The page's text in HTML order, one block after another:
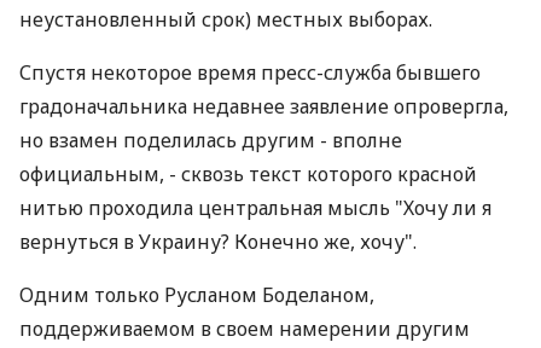
неустановленный срок) местных выборах.
Спустя некоторое время пресс-служба бывшего
градоначальника недавнее заявление опровергла,
но взамен поделилась другим - вполне
официальным, - сквозь текст которого красной
нитью проходила центральная мысль "Хочу ли я
вернуться в Украину? Конечно же, хочу".
Одним только Русланом Боделаном,
поддерживаемом в своем намерении другим